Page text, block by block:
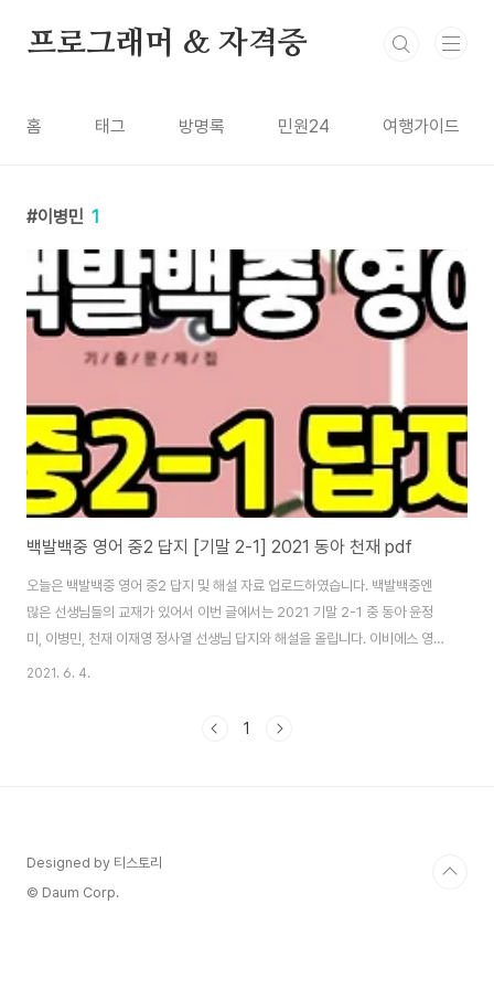
프로그래머 & 자격증
홈 태그 방명록 민원24 여행가이드
이병민 1
백발백중 영어 중2 답지 [기말 2-1] 2021 동아 천재 pdf
오늘은 백발백중 영어 중2 답지 및 해설 자료 업로드하였습니다. 백발백중엔
많은 선생님들의 교재가 있어서 이번 글에서는 2021 기말 2-1 중 동아 윤정
미, 이병민, 천재 이재영 정사열 선생님 답지와 해설을 올립니다. 이비에스 영어
교재만으로는 내신 대비하는 게 현실적으로 많이 어려울 것 같아 내신 대비용
다음 이 교재로 돌아와 제가 한 해석과 일치하는지 확인하는 식으로 공부하는
2021. 6. 4.
1
Designed by 티스토리
© Daum Corp.